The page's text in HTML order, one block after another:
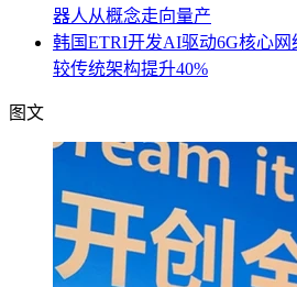
器人从概念走向量产
韩国ETRI开发AI驱动6G核心
较传统架构提升40%
图文